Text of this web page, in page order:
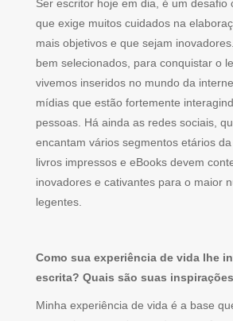
Ser escritor hoje em dia, é um desafio
que exige muitos cuidados na
mais objetivos e que sejam
bem selecionados, para conquistar o
vivemos inseridos no mundo da
mídias que estão fortemente
pessoas. Há ainda as redes sociais,
encantam vários segmentos etários
livros impressos e eBooks devem
inovadores e cativantes para o maior
legentes.
Como sua experiência de vida lhe
escrita? Quais são suas
Minha experiência de vida é a base